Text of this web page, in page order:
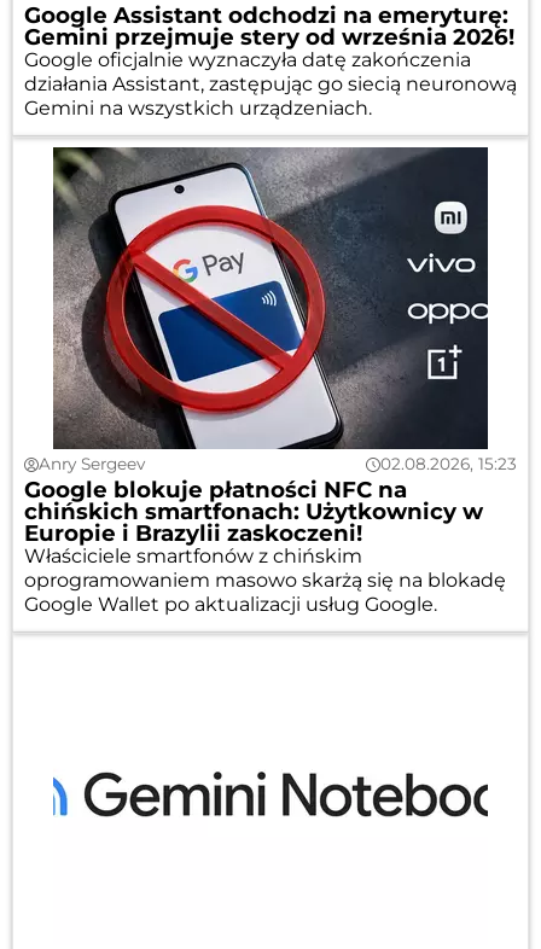
Google Assistant odchodzi na emeryturę:
Gemini przejmuje stery od września 2026!
Google oficjalnie wyznaczyła datę zakończenia
działania Assistant, zastępując go siecią neuronową
Gemini na wszystkich urządzeniach.
Anry Sergeev 02.08.2026, 15:23
Google blokuje płatności NFC na
chińskich smartfonach: Użytkownicy w
Europie i Brazylii zaskoczeni!
Właściciele smartfonów z chińskim
oprogramowaniem masowo skarżą się na blokadę
Google Wallet po aktualizacji usług Google.